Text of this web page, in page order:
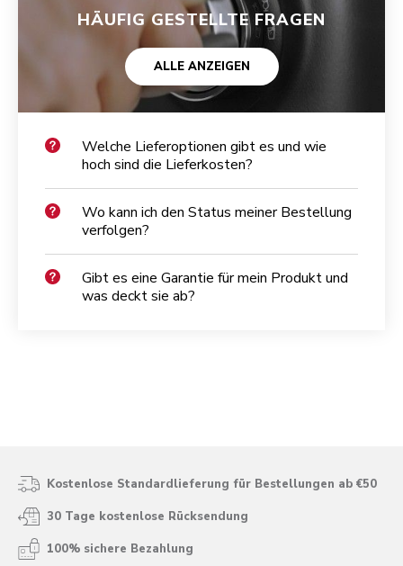
HÄUFIG GESTELLTE FRAGEN
ALLE ANZEIGEN
Welche Lieferoptionen gibt es und wie
hoch sind die Lieferkosten?
Wo kann ich den Status meiner Bestellung
verfolgen?
Gibt es eine Garantie für mein Produkt und
was deckt sie ab?
Kostenlose Standardlieferung für Bestellungen ab €50
30 Tage kostenlose Rücksendung
100% sichere Bezahlung